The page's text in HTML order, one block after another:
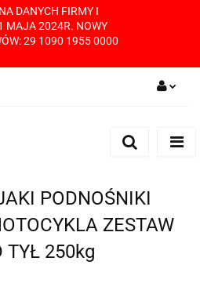
DANYCH FIRMY I
MAJA 2024R. NOWY
29 1090 1955 0000
Zarejestruj się
PODNOŚNIKI
ZESTAW
TYŁ 250kg